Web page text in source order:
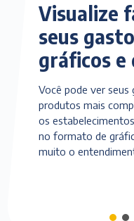
Visualize
seus
gráficos e
Você pode ver seus
produtos mais
os
no formato de
muito o